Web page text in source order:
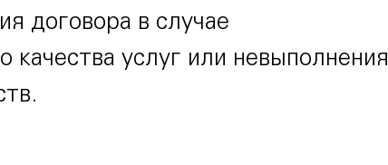
договора в случае
качества услуг или невыполнения